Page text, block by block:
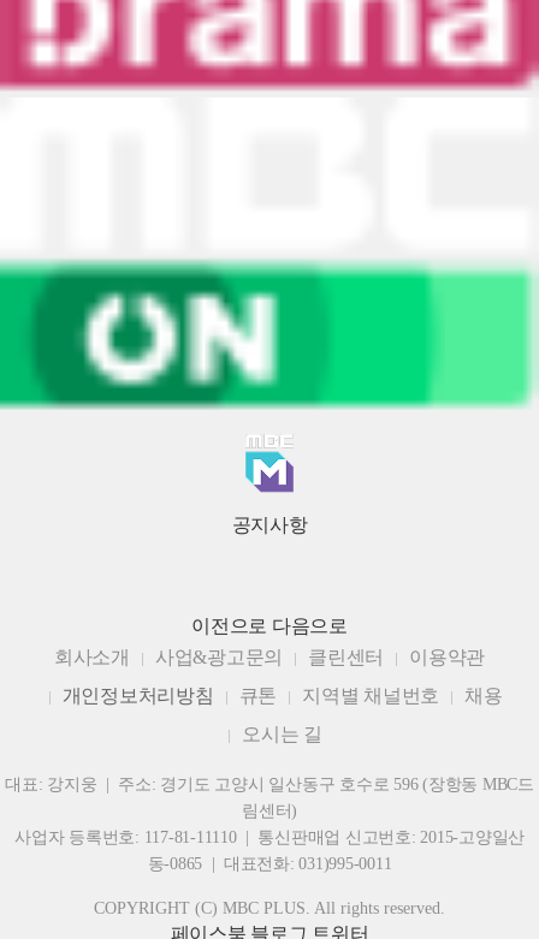
공지사항
이전으로 다음으로
회사소개
사업&광고문의 클린센터
이용약관
개인정보처리방침
큐톤 지역별 채널번호
채용
오시는 길
대표: 강지웅 | 주소: 경기도 고양시 일산동구 호수로 596 (장항동 MBC드
림센터)
사업자 등록번호: 117-81-11110 | 통신판매업 신고번호: 2015-고양일산
동-0865 | 대표전화: 031)995-0011
COPYRIGHT (C) MBC PLUS. All rights reserved.
페이스북 블로그 트위터